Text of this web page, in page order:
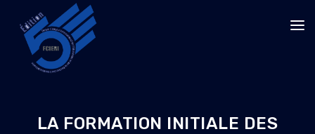
LA FORMATION INITIALE DES